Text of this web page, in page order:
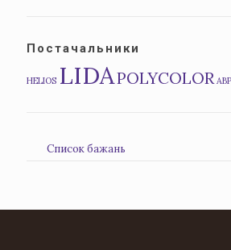
Постачальники
HELIOS LIDAPOLYCOLOR
Список бажань